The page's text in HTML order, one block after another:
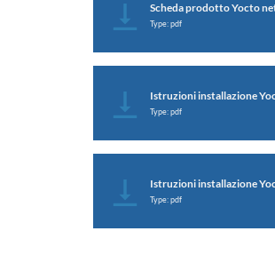
Scheda prodotto Yocto
Type: pdf
Istruzioni installazione
Type: pdf
Istruzioni installazione
Type: pdf